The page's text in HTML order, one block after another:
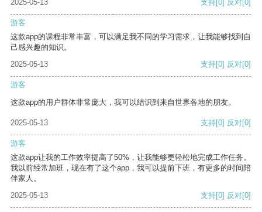
2025-05-13 支持[0] 反对[0]
游客
这款app的课程非常丰富，可以满足我不同的学习需求，让我能够找到自
己感兴趣的知识。
2025-05-13
支持[0] 反对[0]
游客
这款app的用户群体非常庞大，我可以结识到来自世界各地的朋友。
2025-05-13 支持[0] 反对[0]
游客
这款app让我的工作效率提高了50%，让我能够更轻松地完成工作任务。
我以前经常加班，现在有了这个app，我可以提前下班，有更多的时间陪
伴家人。
2025-05-13
支持[0] 反对[0]